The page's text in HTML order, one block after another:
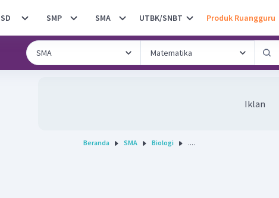
SD SMP SMA UTBK/SNBT Produk Ruangguru
Iklan
Beranda SMA Biologi ....